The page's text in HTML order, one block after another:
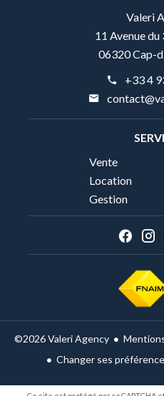
Valeri
11 Avenue
06320 Cap-
+33 4
Vente
Location
Gestion
©2026 Valeri Agency
Changer ses